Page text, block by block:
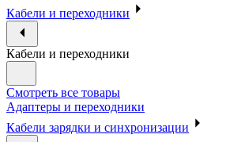
Кабели и переходники
Кабели и переходники
Смотреть все товары
Адаптеры и переходники
Кабели зарядки и синхронизации